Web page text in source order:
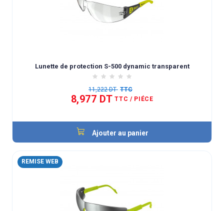
Lunette de protection S-500 dynamic transparent
11,222 DT TTC
8,977 DT TTC / PIÉCE
Ajouter au panier
REMISE WEB